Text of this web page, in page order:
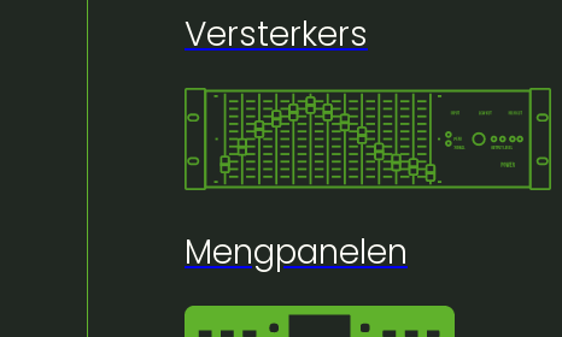
Versterkers
Mengpanelen